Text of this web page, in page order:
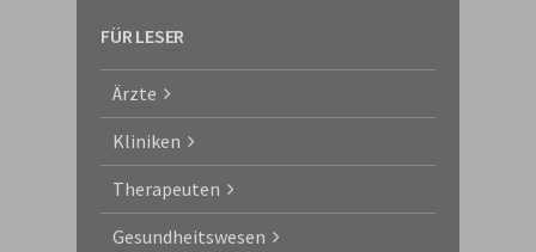
FÜR LESER
Ärzte
Kliniken
Therapeuten
Gesundheitswesen